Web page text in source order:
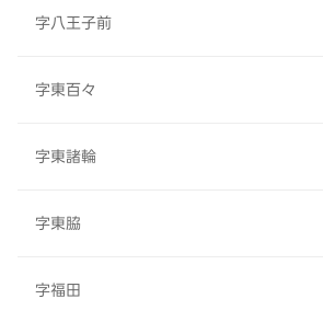
字八王子前
字東百々
字東諸輪
字東脇
字福田